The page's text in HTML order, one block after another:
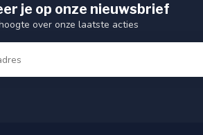
je op onze nieuwsbrief
over onze laatste acties